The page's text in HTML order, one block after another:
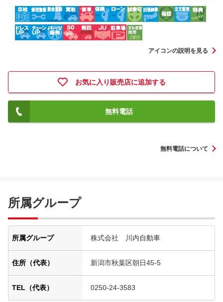
アイコンの説明を見る
お気に入り販売店に追加する
無料電話
無料電話について
所属グループ
所属グループ 株式会社 川内自動車
住所（代表） 新潟市秋葉区朝日45-5
TEL（代表） 0250-24-3583